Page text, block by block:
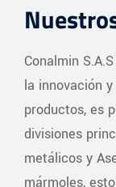
Conalmin
la innovación
productos, es
divisiones
metálicos y
mármoles,